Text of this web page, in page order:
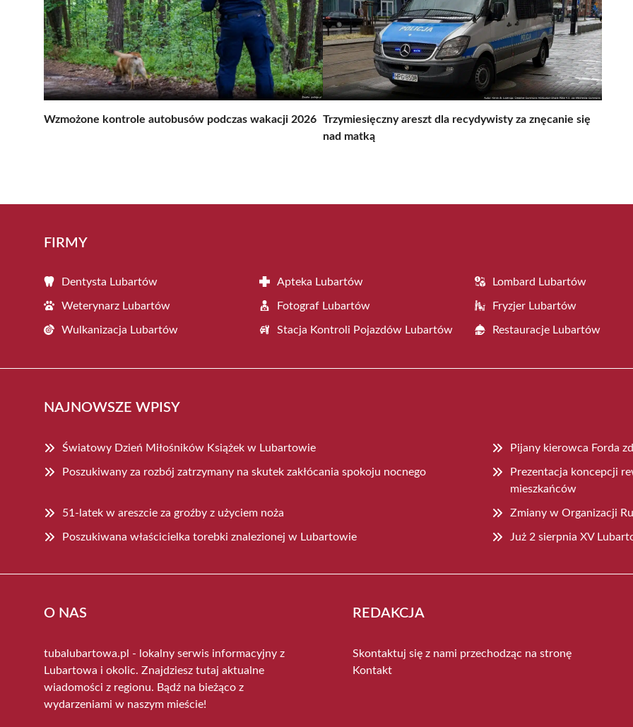
Wzmożone kontrole autobusów podczas wakacji 2026 Trzymiesięczny areszt dla recydywisty za znęcanie się
nad matką
FIRMY
Dentysta Lubartów Apteka Lubartów Lombard Lubartów
Weterynarz Lubartów Fotograf Lubartów Fryzjer Lubartów
Wulkanizacja Lubartów Stacja Kontroli Pojazdów Lubartów Restauracje Lubartów
NAJNOWSZE WPISY
Światowy Dzień Miłośników Książek w Lubartowie Pijany kierowca Forda
Poszukiwany za rozbój zatrzymany na skutek zakłócania spokoju nocnego
Prezentacja koncepcji
mieszkańców
51-latek w areszcie za groźby z użyciem noża Zmiany w Organizacji
Poszukiwana właścicielka torebki znalezionej w Lubartowie Już 2 sierpnia XV
O NAS
tubalubartowa.pl - lokalny serwis informacyjny z
Lubartowa i okolic. Znajdziesz tutaj aktualne
wiadomości z regionu. Bądź na bieżąco z
wydarzeniami w naszym mieście!
REDAKCJA
Skontaktuj się z nami przechodząc na stronę
Kontakt